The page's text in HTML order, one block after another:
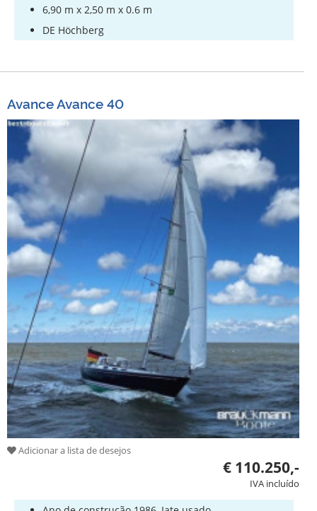
6,90 m x 2,50 m x 0.6 m
DE Höchberg
Avance Avance 40
Adicionar a lista de desejos
€ 110.250,-
IVA incluído